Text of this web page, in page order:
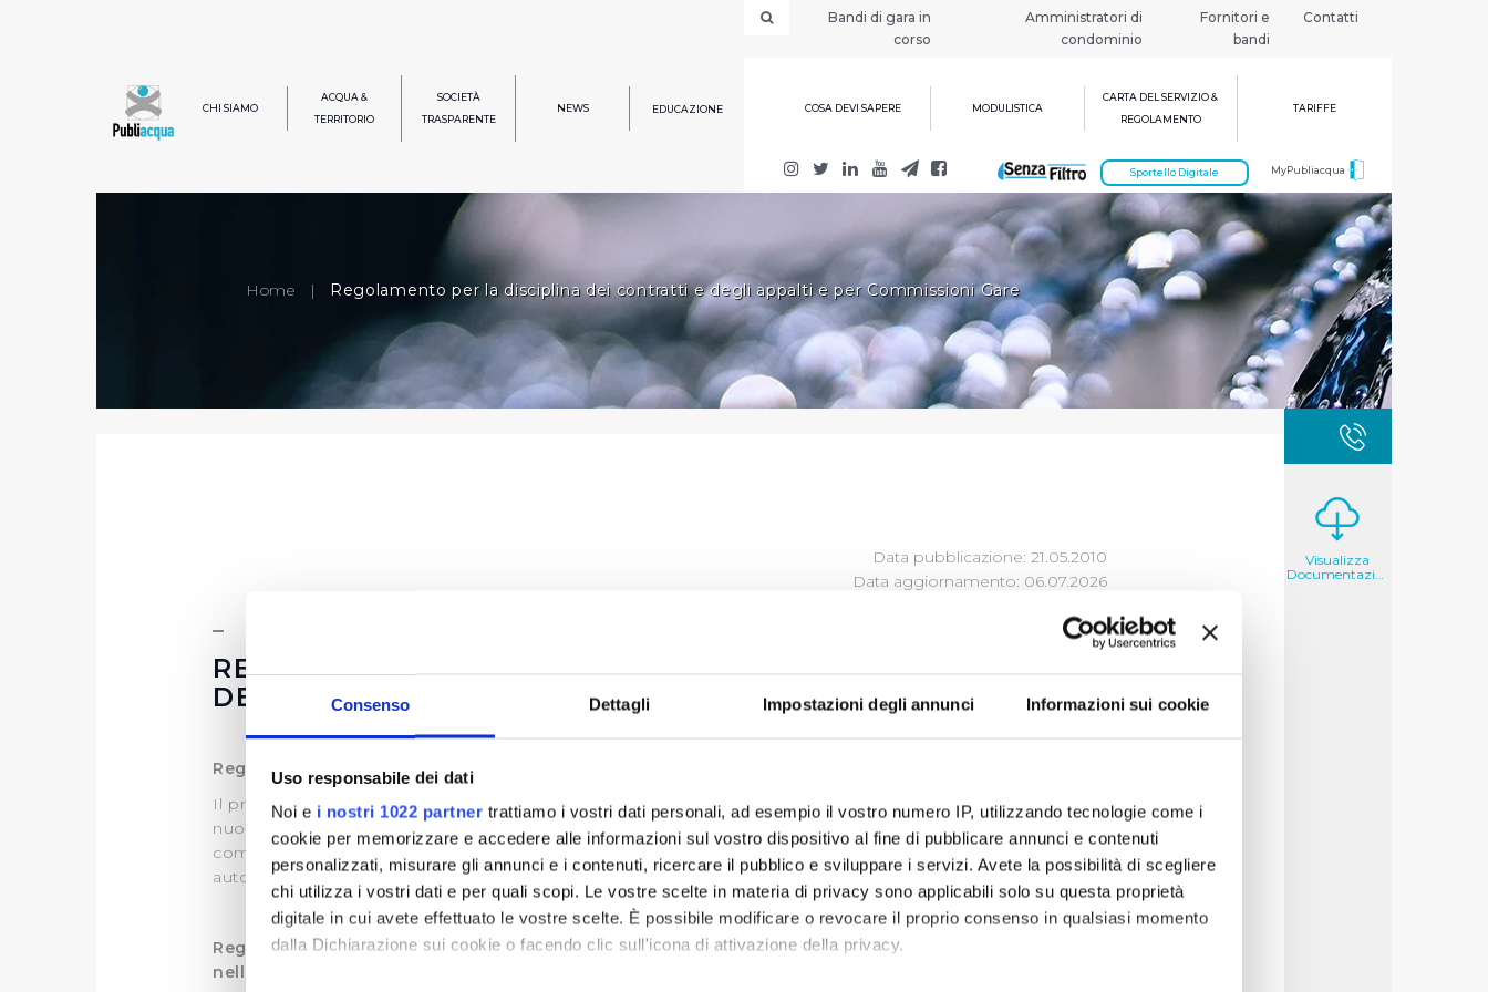
Consenso Dettagli Impostazioni degli annunci Informazioni sui cookie
Uso responsabile dei dati
Noi e i nostri 1022 partner trattiamo i vostri dati personali, ad esempio il vostro numero IP, utilizzando tecnologie come i
cookie per memorizzare e accedere alle informazioni sul vostro dispositivo al fine di pubblicare annunci e contenuti
personalizzati, misurare gli annunci e i contenuti, ricercare il pubblico e sviluppare i servizi. Avete la possibilità di scegliere
chi utilizza i vostri dati e per quali scopi. Le vostre scelte in materia di privacy sono applicabili solo su questa proprietà
digitale in cui avete effettuato le vostre scelte. È possibile modificare o revocare il proprio consenso in qualsiasi momento
dalla Dichiarazione sui cookie o facendo clic sull'icona di attivazione della privacy.
Bandi di gara in
corso
Amministratori di
condominio
Fornitori e
bandi
Contatti
CHI SIAMO
ACQUA &
TERRITORIO
SOCIETÀ
TRASPARENTE
NEWS EDUCAZIONE COSA DEVI SAPERE MODULISTICA
CARTA DEL SERVIZIO &
REGOLAMENTO
TARIFFE
MyPubliacqua
Sportello Digitale
Home | Regolamento per la disciplina dei contratti e degli appalti e per Commissioni Gare
Data pubblicazione: 21.05.2010
Data aggiornamento: 06.07.2026
REGOLAMENTO PER LA DISCIPLINA DEI CONTRATTI E
DEGLI APPALTI E PER COMMISSIONI GARE
Regolamento per la disciplina dei contratti e degli appalti
Il presente Regolamentoin vigore (visualizza documentazione) ha lo scopo di delinerare, in aderenza con la
nuova normativa nazionale vigente, una disciplina omogenea a tutti i procedimenti, nel rispetto dei principi
comunitari e in aderenza a quanto disposto dall'art. 50 co 5 del D. Lgs. 36/2023 e s.m.i. in materia di
autoregolamentazione nei cd. settori speciali.
Regolamento nomina, composizione e funzionamento delle commissioni giudicatrici e dei seggi di gara,
nelle procedure per l'aggiudicazione dei contratti pubblici
Visualizza
Documentazione